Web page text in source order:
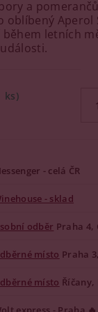
a
oblíbený
letních
ks)
- celá ČR
- sklad
odběr Praha 4,
místo Praha
místo